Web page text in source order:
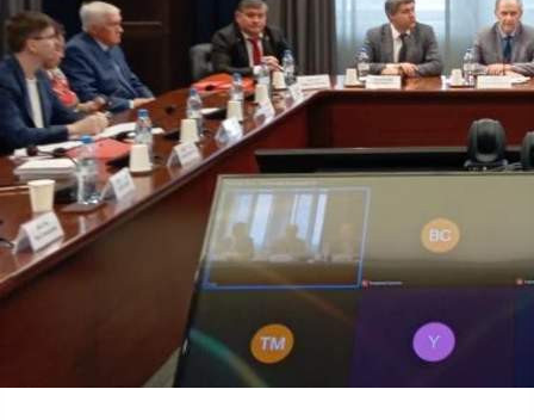
Наука
01.06.2026 12:15
596